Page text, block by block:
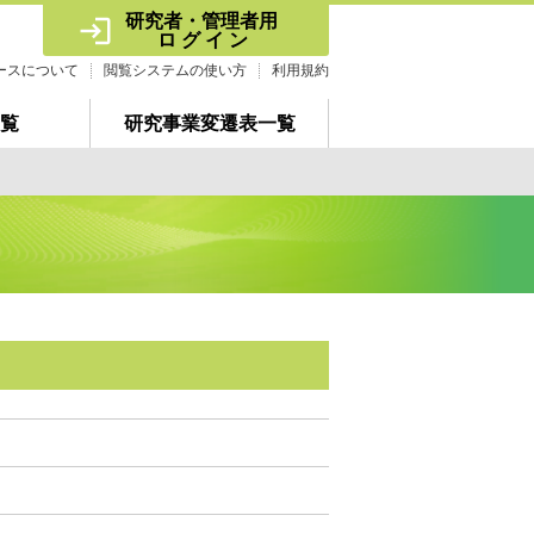
研究事業変遷表一覧
スについて 閲覧システムの使い方 利用規約
研究者・管理者用
ロ グ イ ン